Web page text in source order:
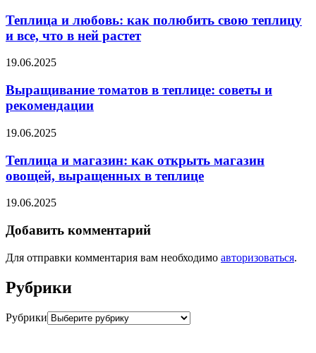
Теплица и любовь: как полюбить свою теплицу
и все, что в ней растет
19.06.2025
Выращивание томатов в теплице: советы и
рекомендации
19.06.2025
Теплица и магазин: как открыть магазин
овощей, выращенных в теплице
19.06.2025
Добавить комментарий
Для отправки комментария вам необходимо авторизоваться.
Рубрики
Рубрики